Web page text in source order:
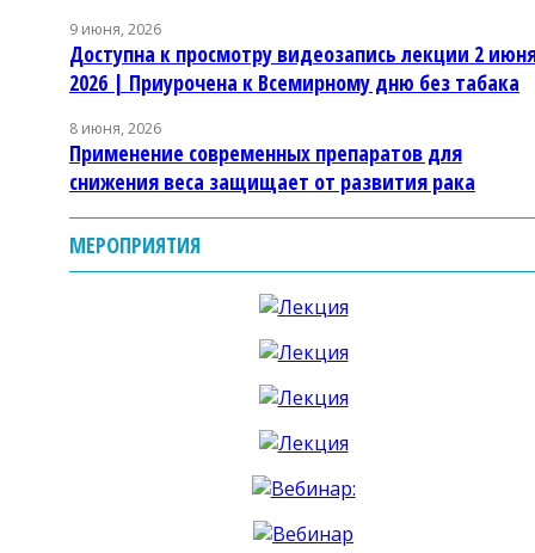
9 июня, 2026
Доступна к просмотру видеозапись лекции 2
2026 | Приурочена к Всемирному дню без табака
8 июня, 2026
Применение современных препаратов для
снижения веса защищает от развития рака
МЕРОПРИЯТИЯ